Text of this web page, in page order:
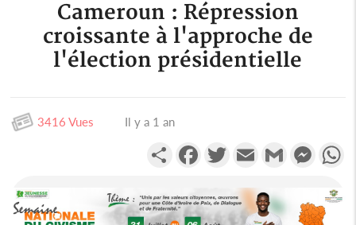
Cameroun : Répression
croissante à l'approche de
l'élection présidentielle
3416 Vues Il y a 1 an
PartagerFacebookTwitterEmail Gmail